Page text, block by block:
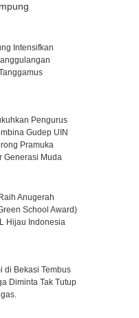
Intensifkan
Pengurus
Gudep UIN
Pramuka
Generasi Muda
Anugerah
School Award)
Hijau Indonesia
di Bekasi Tembus
Diminta Tak Tutup